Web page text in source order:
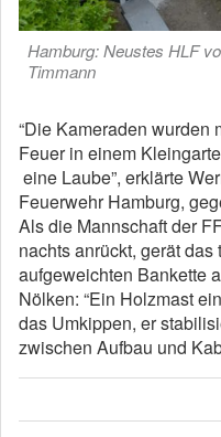
Hamburg: Neustes HLF
Timmann
“Die Kameraden wurden
Feuer in einem
eine Laube”, erklärte
Feuerwehr Hamburg,
Als die Mannschaft der
nachts anrückt, gerät
aufgeweichten Bankette
Nölken: “Ein Holzmast
das Umkippen, er
zwischen Aufbau und